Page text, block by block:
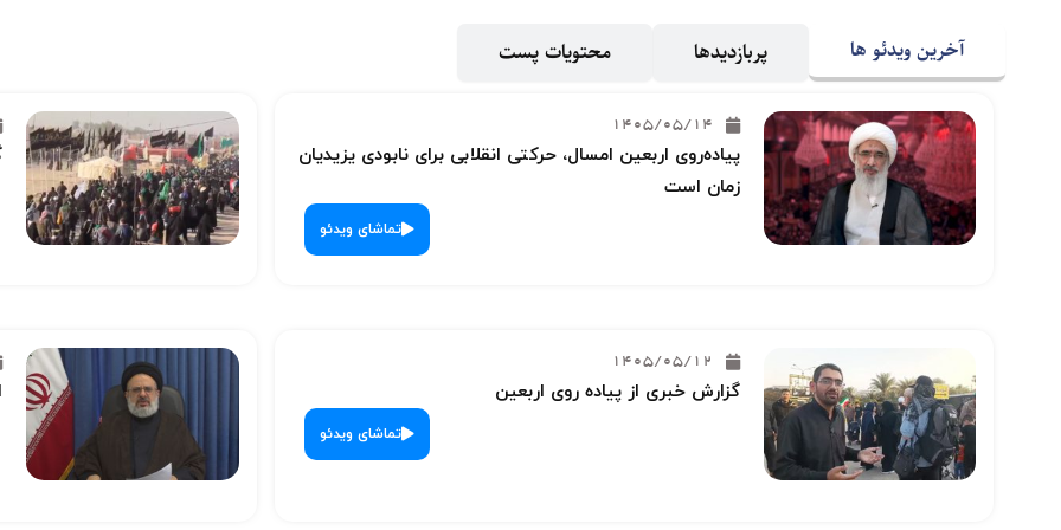
آخرین ویدئو ها پربازدیدها محتویات پست
1405/05/14
پیاده‌روی اربعین امسال، حرکتی انقلابی برای نابودی یزیدیان
زمان است
تماشای ویدئو
1405/05/12
گزارش خبری از پیاده روی اربعین
تماشای ویدئو